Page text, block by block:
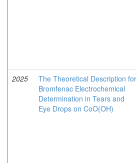
2025
The Theoretical Description for
Bromfenac Electrochemical
Determination in Tears and
Eye Drops on CoO(OH)